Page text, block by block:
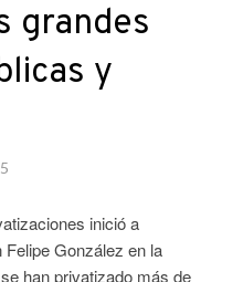
grandes
y
inició a
González en la
han privatizado más de